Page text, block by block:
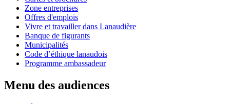
Zone entreprises
Offres d'emplois
Vivre et travailler dans Lanaudière
Banque de figurants
Municipalités
Code d’éthique lanaudois
Programme ambassadeur
Menu des audiences